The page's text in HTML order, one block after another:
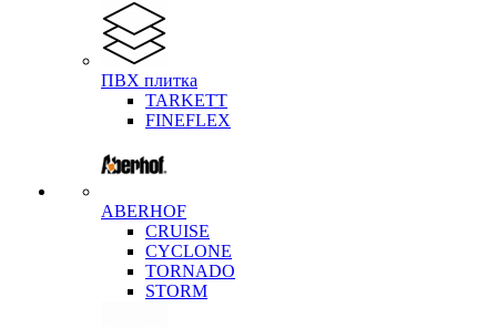
ПВХ плитка
TARKETT
FINEFLEX
ABERHOF
CRUISE
CYCLONE
TORNADO
STORM